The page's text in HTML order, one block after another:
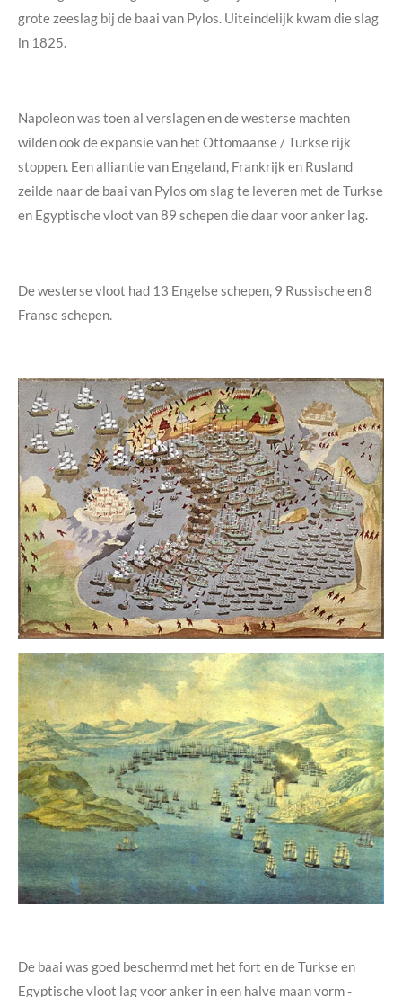
grote zeeslag bij de baai van Pylos. Uiteindelijk kwam die slag
in 1825.
Napoleon was toen al verslagen en de westerse machten
wilden ook de expansie van het Ottomaanse / Turkse rijk
stoppen. Een alliantie van Engeland, Frankrijk en Rusland
zeilde naar de baai van Pylos om slag te leveren met de Turkse
en Egyptische vloot van 89 schepen die daar voor anker lag.
De westerse vloot had 13 Engelse schepen, 9 Russische en 8
Franse schepen.
De baai was goed beschermd met het fort en de Turkse en
Egyptische vloot lag voor anker in een halve maan vorm -